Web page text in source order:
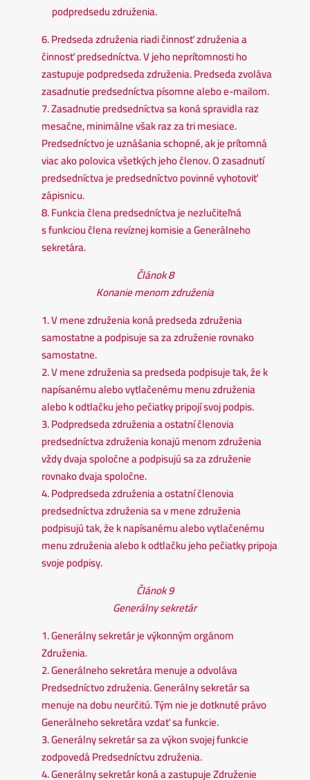
podpredsedu združenia.
6. Predseda združenia riadi činnosť združenia a
činnosť predsedníctva. V jeho neprítomnosti ho
zastupuje podpredseda združenia. Predseda zvoláva
zasadnutie predsedníctva písomne alebo e-mailom.
7. Zasadnutie predsedníctva sa koná spravidla raz
mesačne, minimálne však raz za tri mesiace.
Predsedníctvo je uznášania schopné, ak je prítomná
viac ako polovica všetkých jeho členov. O zasadnutí
predsedníctva je predsedníctvo povinné vyhotoviť
zápisnicu.
8. Funkcia člena predsedníctva je nezlučiteľná
s funkciou člena revíznej komisie a Generálneho
sekretára.
Článok 8
Konanie menom združenia
1. V mene združenia koná predseda združenia
samostatne a podpisuje sa za združenie rovnako
samostatne.
2. V mene združenia sa predseda podpisuje tak, že k
napísanému alebo vytlačenému menu združenia
alebo k odtlačku jeho pečiatky pripojí svoj podpis.
3. Podpredseda združenia a ostatní členovia
predsedníctva združenia konajú menom združenia
vždy dvaja spoločne a podpisujú sa za združenie
rovnako dvaja spoločne.
4. Podpredseda združenia a ostatní členovia
predsedníctva združenia sa v mene združenia
podpisujú tak, že k napísanému alebo vytlačenému
menu združenia alebo k odtlačku jeho pečiatky pripoja
svoje podpisy.
Článok 9
Generálny sekretár
1. Generálny sekretár je výkonným orgánom
Združenia.
2. Generálneho sekretára menuje a odvoláva
Predsedníctvo združenia. Generálny sekretár sa
menuje na dobu neurčitú. Tým nie je dotknuté právo
Generálneho sekretára vzdať sa funkcie.
3. Generálny sekretár sa za výkon svojej funkcie
zodpovedá Predsedníctvu združenia.
4. Generálny sekretár koná a zastupuje Združenie